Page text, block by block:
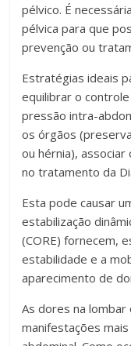
pélvico. É
pélvica para que
prevenção ou
Estratégias ideais
equilibrar o
pressão intra-
os órgãos
ou hérnia),
no tratamento da
Esta pode causar
estabilização
(CORE) fornecem,
estabilidade e a
aparecimento de
As dores na lombar
manifestações